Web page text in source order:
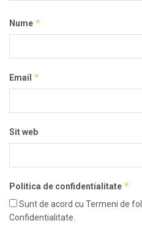
Nume *
Email *
Sit web
Politica de confidentialitate *
Sunt de acord cu Termeni de
Confidentialitate.